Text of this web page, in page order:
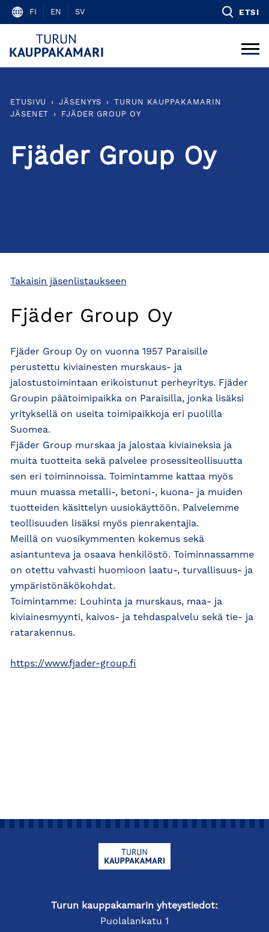
Skip
content
FI EN SV ETSI
ETUSIVU › JÄSENYYS ›
TURUN KAUPPAKAMARIN
JÄSENET
› FJÄDER GROUP OY
Fjäder Group Oy
Takaisin jäsenlistaukseen
Fjäder Group Oy
Fjäder Group Oy on vuonna 1957 Paraisille
perustettu kiviainesten murskaus- ja
jalostustoimintaan erikoistunut perheyritys. Fjäder
Groupin päätoimipaikka on Paraisilla, jonka lisäksi
yrityksellä on useita toimipaikkoja eri puolilla
Suomea.
Fjäder Group murskaa ja jalostaa kiviaineksia ja
muita tuotteita sekä palvelee prosessiteollisuutta
sen eri toiminnoissa. Toimintamme kattaa myös
muun muassa metalli-, betoni-, kuona- ja muiden
tuotteiden käsittelyn uusiokäyttöön. Palvelemme
teollisuuden lisäksi myös pienrakentajia.
Meillä on vuosikymmenten kokemus sekä
asiantunteva ja osaava henkilöstö. Toiminnassamme
on otettu vahvasti huomioon laatu-, turvallisuus- ja
ympäristönäkökohdat.
Toimintamme: Louhinta ja murskaus, maa- ja
kiviainesmyynti, kaivos- ja tehdaspalvelu sekä tie- ja
ratarakennus.
https://www.fjader-group.fi
Turun kauppakamarin yhteystiedot:
Puolalankatu 1